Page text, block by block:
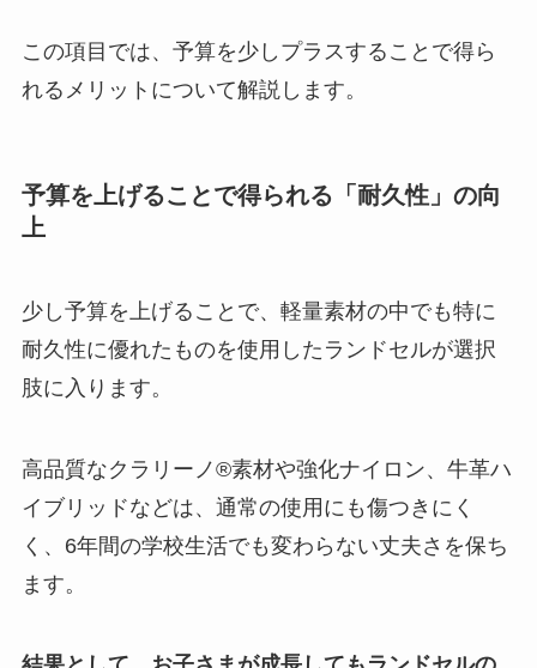
この項目では、予算を少しプラスすることで得ら
れるメリットについて解説します。
予算を上げることで得られる「耐久性」の向
上
少し予算を上げることで、軽量素材の中でも特に
耐久性に優れたものを使用したランドセルが選択
肢に入ります。
高品質なクラリーノ®素材や強化ナイロン、牛革ハ
イブリッドなどは、通常の使用にも傷つきにく
く、6年間の学校生活でも変わらない丈夫さを保ち
ます。